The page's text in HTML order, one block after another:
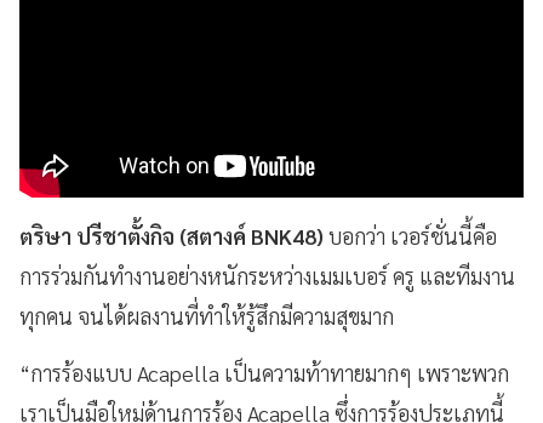
ตริษา ปรีชาตั้งกิจ (สตางค์ BNK48) บอกว่า เวอร์ชั่นนี้คือ
การร่วมกันทำงานอย่างหนักระหว่างเมมเบอร์ ครู และทีมงาน
ทุกคน จนได้ผลงานที่ทำให้รู้สึกมีความสุขมาก
“การร้องแบบ Acapella เป็นความท้าทายมากๆ เพราะพวก
เราเป็นมือใหม่ด้านการร้อง Acapella ซึ่งการร้องประเภทนี้